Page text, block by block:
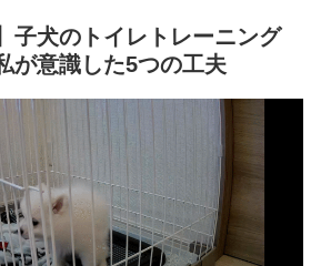
子犬のトイレトレーニング
が意識した5つの工夫